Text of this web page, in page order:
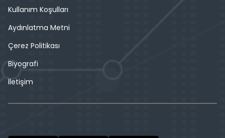
Kullanım Koşulları
Aydınlatma Metni
Çerez Politikası
Biyografi
İletişim